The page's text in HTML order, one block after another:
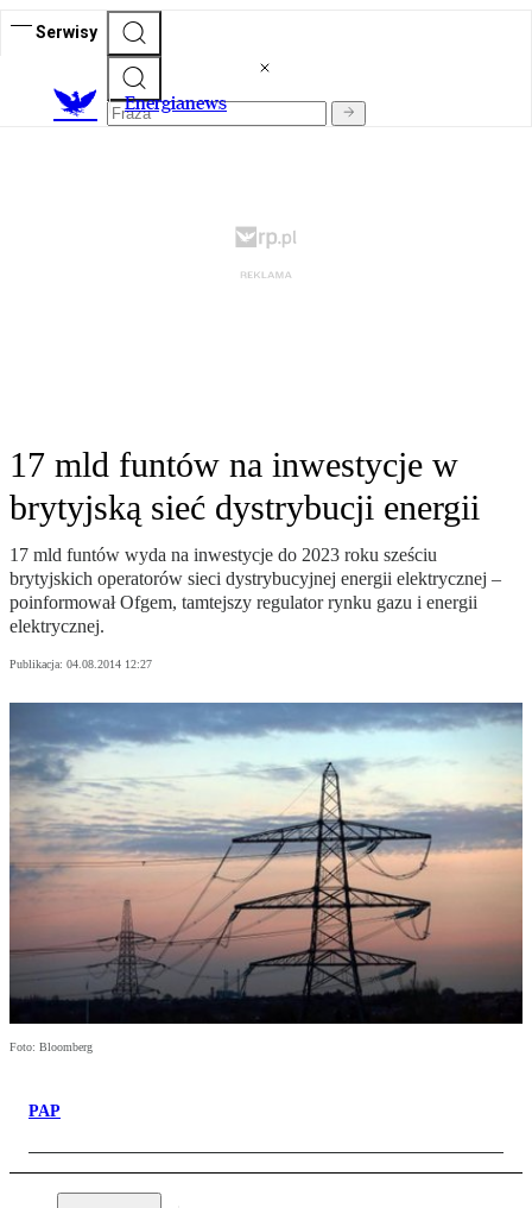
Serwisy
Energianews
17 mld funtów na inwestycje w
brytyjską sieć dystrybucji energii
17 mld funtów wyda na inwestycje do 2023 roku sześciu
brytyjskich operatorów sieci dystrybucyjnej energii elektrycznej –
poinformował Ofgem, tamtejszy regulator rynku gazu i energii
elektrycznej.
Publikacja: 04.08.2014 12:27
Foto: Bloomberg
PAP